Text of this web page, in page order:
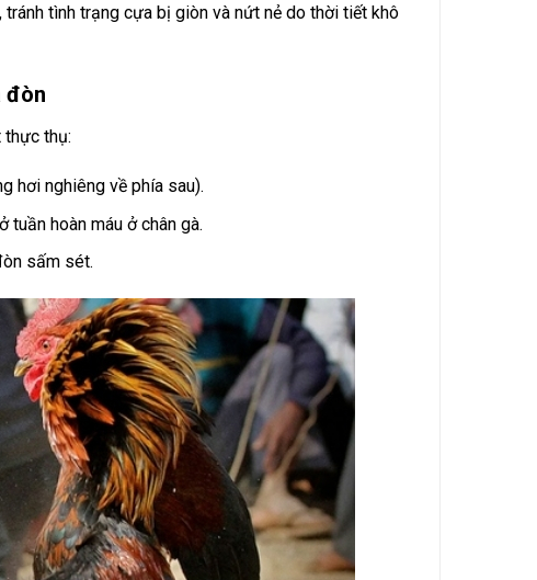
tình trạng cựa bị giòn và nứt nẻ do thời tiết khô
đòn
thụ:
hơi nghiêng về phía sau).
hoàn máu ở chân gà.
sấm sét.